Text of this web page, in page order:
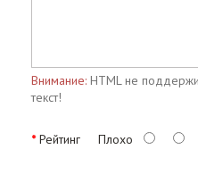
Внимание: HTML не
текст!
Рейтинг Плохо